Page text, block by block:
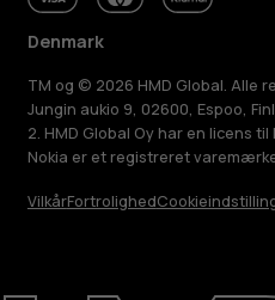
Denmark
TM og © 2026 HMD Global. Alle
Jungin aukio 9, 02600, Espoo,
2. HMD Global Oy har en licens
Nokia er et registreret
VilkårFortrolighed